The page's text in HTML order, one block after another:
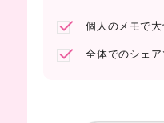
個人のメモで
全体でのシェ